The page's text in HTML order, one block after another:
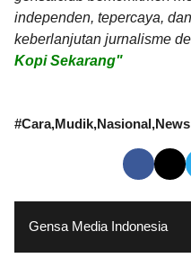
independen, tepercaya,
keberlanjutan jurnalisme
Kopi Sekarang"
#Cara Mudik Nasional News
Gensa Media Indonesia